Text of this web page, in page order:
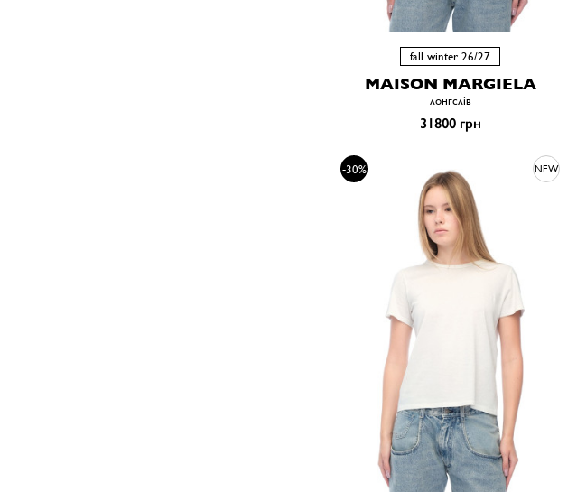
fall winter 26/27
MAISON MARGIELA
лонгслів
31800 грн
-30% NEW